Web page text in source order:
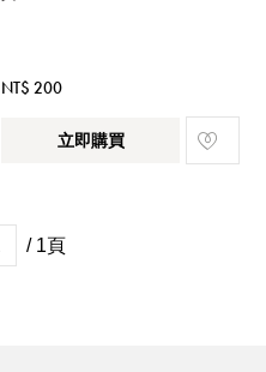
NT$ 200
立即購買
/ 1頁